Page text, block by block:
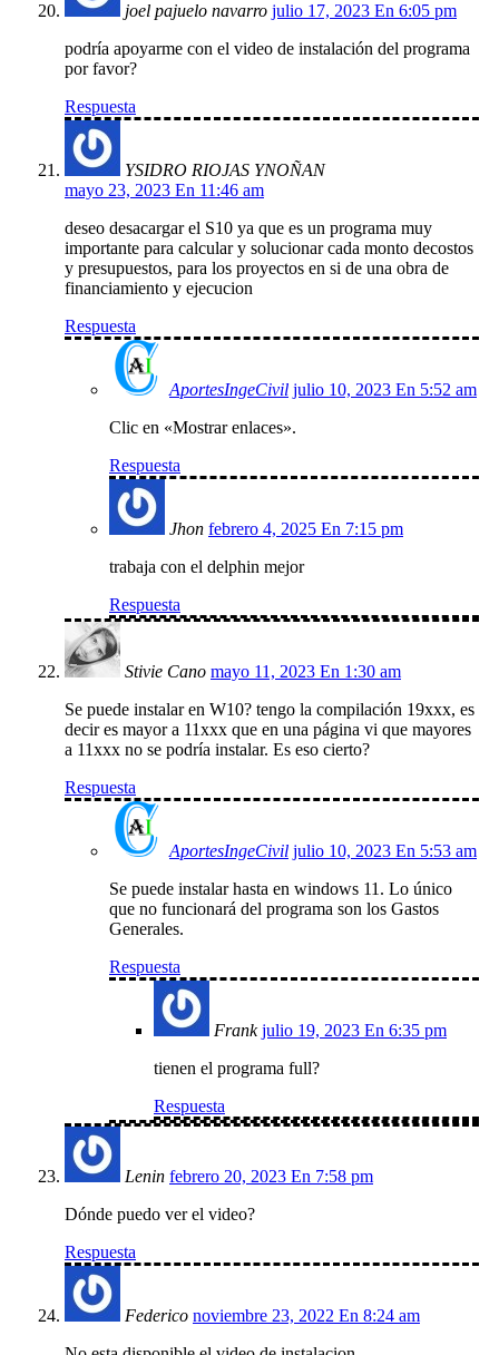
joel pajuelo navarro julio 17, 2023 En 6:05 pm
podría apoyarme con el video de instalación del programa
por favor?
Respuesta
YSIDRO RIOJAS YNOÑAN
mayo 23, 2023 En 11:46 am
deseo desacargar el S10 ya que es un programa muy
importante para calcular y solucionar cada monto decostos
y presupuestos, para los proyectos en si de una obra de
financiamiento y ejecucion
Respuesta
AportesIngeCivil julio 10, 2023 En 5:52 am
Clic en «Mostrar enlaces».
Respuesta
Jhon febrero 4, 2025 En 7:15 pm
trabaja con el delphin mejor
Respuesta
Stivie Cano mayo 11, 2023 En 1:30 am
Se puede instalar en W10? tengo la compilación 19xxx, es
decir es mayor a 11xxx que en una página vi que mayores
a 11xxx no se podría instalar. Es eso cierto?
Respuesta
AportesIngeCivil julio 10, 2023 En 5:53 am
Se puede instalar hasta en windows 11. Lo único
que no funcionará del programa son los Gastos
Generales.
Respuesta
Frank julio 19, 2023 En 6:35 pm
tienen el programa full?
Respuesta
Lenin febrero 20, 2023 En 7:58 pm
Dónde puedo ver el video?
Respuesta
Federico noviembre 23, 2022 En 8:24 am